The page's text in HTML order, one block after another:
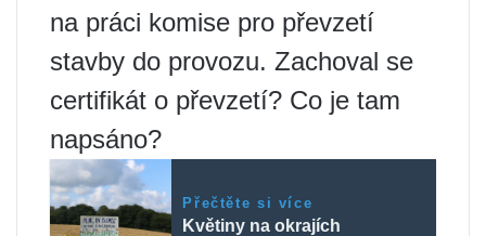
na práci komise pro převzetí
stavby do provozu. Zachoval se
certifikát o převzetí? Co je tam
napsáno?
Přečtěte si více
Květiny na okrajích